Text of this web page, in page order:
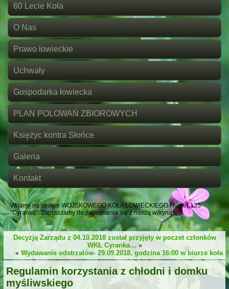
60 Lecie Koła
O Nas
Prawo łowieckie
Uchwały
Gospodarka łowiecka
PLAN POLOWAŃ ZBIOROWYCH
Księżyc kontra Słońce
Galeria
Kontakt
Witamy na stronie WOJSKOWEGO KOŁA ŁOWIECKIEGO Numer 135
"Cyranka". Zapraszamy do zapoznania się z naszą witryną.
Decyzją Zarządu z 04.10.2018 został przyjęty w poczet członków
WKŁ Cyranka… »
« Wydawanie odstrzałów- 29.09.2018, godzina 16:00 w biurze koła
Regulamin korzystania z chłodni i domku
myśliwskiego